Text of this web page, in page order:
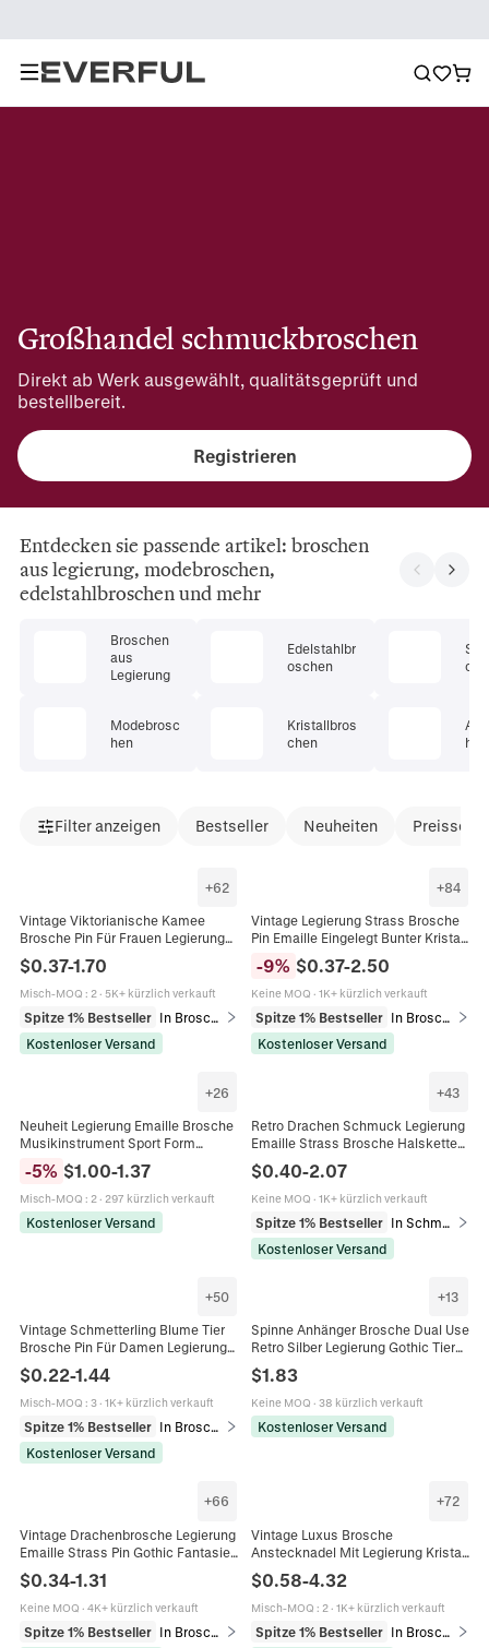
Großhandel schmuckbroschen
Direkt ab Werk ausgewählt, qualitätsgeprüft und
bestellbereit.
Registrieren
Entdecken sie passende artikel: broschen
aus legierung, modebroschen,
edelstahlbroschen und mehr
Broschen
aus
Legierung
Modebrosc
hen
Edelstahlbr
oschen
Kristallbros
chen
hen
Filter anzeigen Bestseller Neuheiten
+62
Vintage Viktorianische Kamee
Brosche Pin Für Frauen Legierung
Strass Relief Porträt Antik Stil
Schmuck Accessoire
$0.37-1.70
Misch-MOQ : 2· 5K+ kürzlich verkauft
Spitze 1% Bestseller
In Broschen
Kostenloser Versand
+84
Vintage Legierung Strass Brosche
Pin Emaille Eingelegt Bunter Kristall
Tier Blumen Schmuck Dekor
Geschenk Für Frauen Männer
-9% $0.37-2.50
Keine MOQ · 1K+ kürzlich verkauft
Spitze 1% Bestseller
In Broschen
Kostenloser Versand
+26
Neuheit Legierung Emaille Brosche
Musikinstrument Sport Form
Revers Abzeichen Für Rucksack
Hut Anzug Schmuck
-5% $1.00-1.37
Misch-MOQ : 2· 297 kürzlich verkauft
Kostenloser Versand
+43
Retro Drachen Schmuck Legierung
Emaille Strass Brosche Halskette
Ohrringe Ring Gotisch Punk Stil
Accessoire
$0.40-2.07
Keine MOQ · 1K+ kürzlich verkauft
Spitze 1% Bestseller
In Schmucksets
Kostenloser Versand
+50
Vintage Schmetterling Blume Tier
Brosche Pin Für Damen Legierung
Kristall Emaille Strass Künstliche
Perle Schmuck
$0.22-1.44
Misch-MOQ : 3· 1K+ kürzlich verkauft
Spitze 1% Bestseller
In Broschen
Kostenloser Versand
+13
Spinne Anhänger Brosche Dual Use
Retro Silber Legierung Gothic Tier
Edelstein Amethyst Türkis Kristall
Schmuck Damen
$1.83
Keine MOQ · 38 kürzlich verkauft
Kostenloser Versand
+66
Vintage Drachenbrosche Legierung
Emaille Strass Pin Gothic Fantasie
Anzugmantel Unisex Dekor
$0.34-1.31
Keine MOQ · 4K+ kürzlich verkauft
Spitze 1% Bestseller
+72
Vintage Luxus Brosche
Anstecknadel Mit Legierung Kristall
Anhänger Schmuck Für Damen
Hochzeit Party
$0.58-4.32
Misch-MOQ : 2· 1K+ kürzlich verkauft
Spitze 1% Bestseller